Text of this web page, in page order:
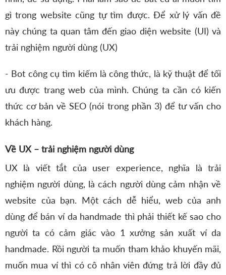
gì trong website cũng tự tìm được. Để xử lý vấn đề
này chúng ta quan tâm đến giao diện website (UI) và
trải nghiệm người dùng (UX)
- Bot công cụ tìm kiếm là công thức, là kỹ thuật để tối
ưu được trang web của mình. Chúng ta cần có kiến
thức cơ bản về SEO (nói trong phần 3) để tư vấn cho
khách hàng.
Về UX – trải nghiệm người dùng
UX là viết tắt của user experience, nghĩa là trải
nghiệm người dùng, là cách người dùng cảm nhận về
website của bạn. Một cách dễ hiểu, web của anh
dùng để bán ví da handmade thì phải thiết kế sao cho
người ta có cảm giác vào 1 xưởng sản xuất ví da
handmade. Rồi người ta muốn tham khảo khuyến mãi,
muốn mua ví thì có cô nhân viên đứng trả lời đầy đủ